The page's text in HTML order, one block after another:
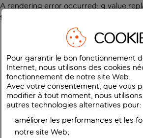
A rendering error occurred:
function
Pour garantir le bon fonctionnement
Internet, nous utilisons des cookies
fonctionnement de notre site Web.
Avec votre consentement, que vous
modifier à tout moment, nous
autres technologies alternatives pour:
améliorer les performances et les
notre site Web;